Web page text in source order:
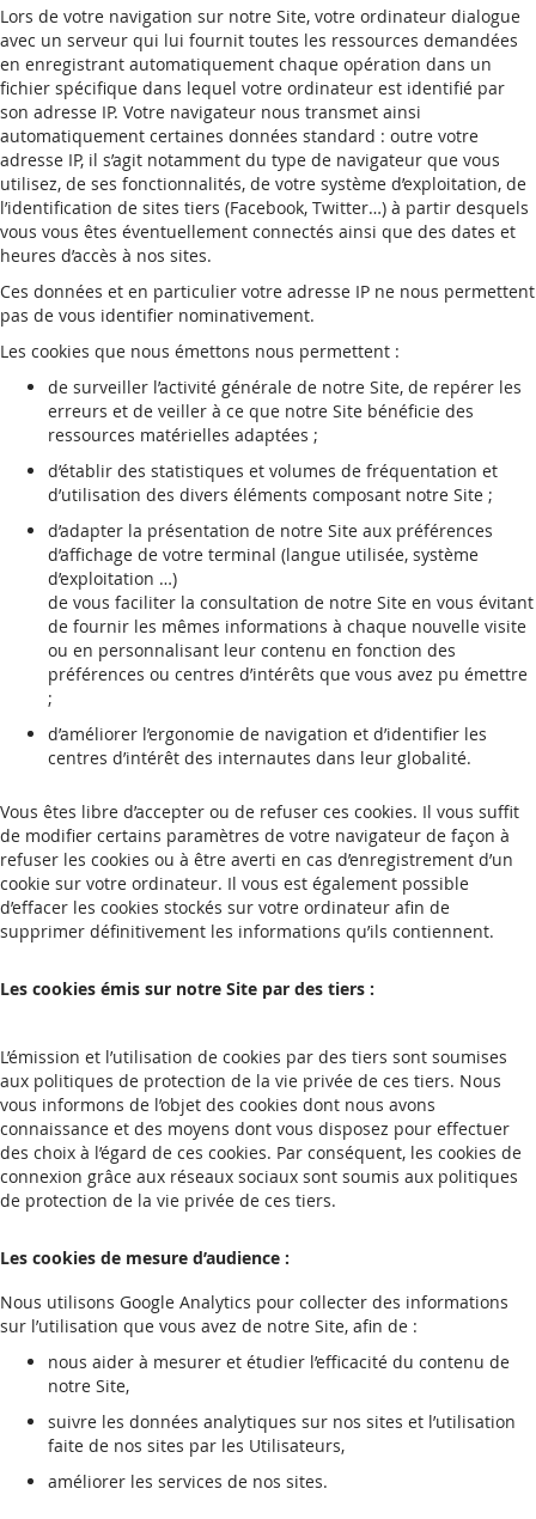
Lors de votre navigation sur notre Site, votre ordinateur dialogue
avec un serveur qui lui fournit toutes les ressources demandées
en enregistrant automatiquement chaque opération dans un
fichier spécifique dans lequel votre ordinateur est identifié par
son adresse IP. Votre navigateur nous transmet ainsi
automatiquement certaines données standard : outre votre
adresse IP, il s’agit notamment du type de navigateur que vous
utilisez, de ses fonctionnalités, de votre système d’exploitation, de
l’identification de sites tiers (Facebook, Twitter…) à partir desquels
vous vous êtes éventuellement connectés ainsi que des dates et
heures d’accès à nos sites.
Ces données et en particulier votre adresse IP ne nous permettent
pas de vous identifier nominativement.
Les cookies que nous émettons nous permettent :
de surveiller l’activité générale de notre Site, de repérer les
erreurs et de veiller à ce que notre Site bénéficie des
ressources matérielles adaptées ;
d’établir des statistiques et volumes de fréquentation et
d’utilisation des divers éléments composant notre Site ;
d’adapter la présentation de notre Site aux préférences
d’affichage de votre terminal (langue utilisée, système
d’exploitation …)
de vous faciliter la consultation de notre Site en vous évitant
de fournir les mêmes informations à chaque nouvelle visite
ou en personnalisant leur contenu en fonction des
préférences ou centres d’intérêts que vous avez pu émettre
;
d’améliorer l’ergonomie de navigation et d’identifier les
centres d’intérêt des internautes dans leur globalité.
Vous êtes libre d’accepter ou de refuser ces cookies. Il vous suffit
de modifier certains paramètres de votre navigateur de façon à
refuser les cookies ou à être averti en cas d’enregistrement d’un
cookie sur votre ordinateur. Il vous est également possible
d’effacer les cookies stockés sur votre ordinateur afin de
supprimer définitivement les informations qu’ils contiennent.
Les cookies émis sur notre Site par des tiers :
L’émission et l’utilisation de cookies par des tiers sont soumises
aux politiques de protection de la vie privée de ces tiers. Nous
vous informons de l’objet des cookies dont nous avons
connaissance et des moyens dont vous disposez pour effectuer
des choix à l’égard de ces cookies. Par conséquent, les cookies de
connexion grâce aux réseaux sociaux sont soumis aux politiques
de protection de la vie privée de ces tiers.
Les cookies de mesure d’audience :
Nous utilisons Google Analytics pour collecter des informations
sur l’utilisation que vous avez de notre Site, afin de :
nous aider à mesurer et étudier l’efficacité du contenu de
notre Site,
suivre les données analytiques sur nos sites et l’utilisation
faite de nos sites par les Utilisateurs,
améliorer les services de nos sites.